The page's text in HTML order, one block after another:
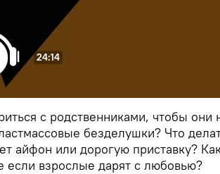
24:14
с родственниками, чтобы они
безделушки? Что
айфон или дорогую приставку?
если взрослые дарят с любовью?